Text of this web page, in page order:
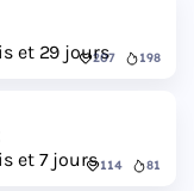
et 29 jours
207 198
et 7 jours 114 81